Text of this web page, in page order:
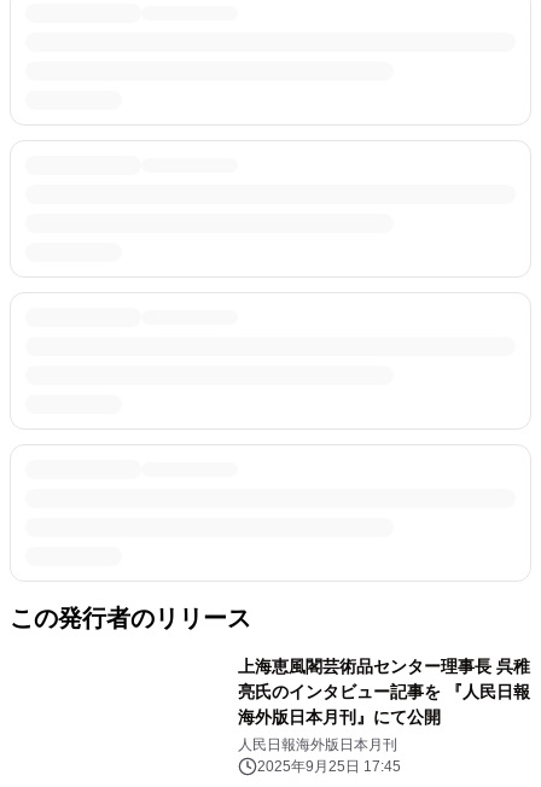
この発行者のリリース
上海恵風閣芸術品センター理事長 呉稚
亮氏のインタビュー記事を 『人民日報
海外版日本月刊』にて公開
人民日報海外版日本月刊
2025年9月25日 17:45